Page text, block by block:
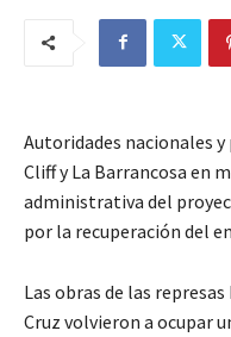
Autoridades nacionales
Cliff y La Barrancosa en
administrativa del
por la recuperación del
Las obras de las
Cruz volvieron a ocupar